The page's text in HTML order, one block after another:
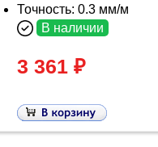
Точность: 0.3 мм/м
В наличии
3 361 ₽